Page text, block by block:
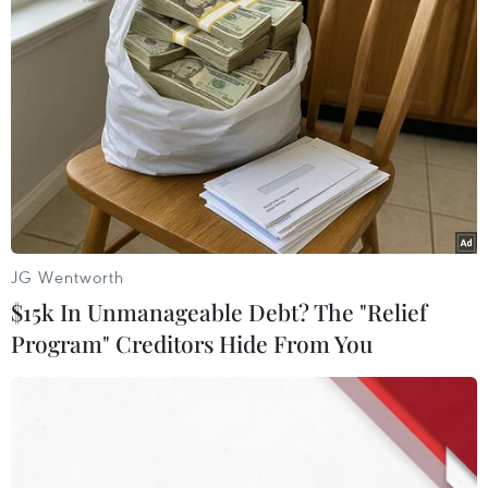
Lễ kỷ niệm diễn ra tại Quảng trường Thiên An Môn
sáng 1/7. Tổng Bí thư Tập Cận Bình đã có bài phát biểu
quan trọng, nêu bật những thành tựu của Đảng Cộng
sản Trung Quốc trong thế kỷ qua.
JG Wentworth
$15k In Unmanageable Debt? The "Relief
Program" Creditors Hide From You